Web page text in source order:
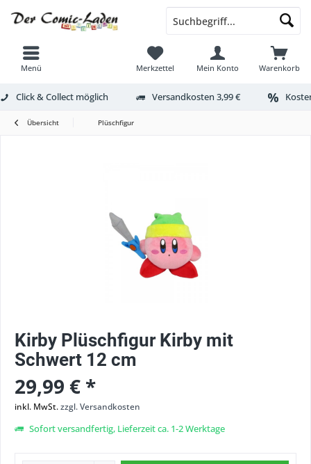
Menü Warenkorb
Merkzettel Mein Konto
Click & Collect möglich Versandkosten 3,99 €
Übersicht Plüschfigur
Kirby Plüschfigur Kirby mit
Schwert 12 cm
29,99 € *
inkl. MwSt.zzgl. Versandkosten
Sofort versandfertig, Lieferzeit ca. 1-2 Werktage